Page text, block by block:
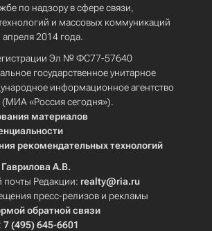
по надзору в сфере связи,
и массовых коммуникаций
2014 года.
Эл № ФС77-57640
государственное унитарное
информационное агентство
(МИА «Россия сегодня»).
материалов
рекомендательных технологий
Гаврилова А.В.
почты Редакции: realty@ria.ru
пресс-релизов и рекламы
обратной связи
7 (495) 645-6601